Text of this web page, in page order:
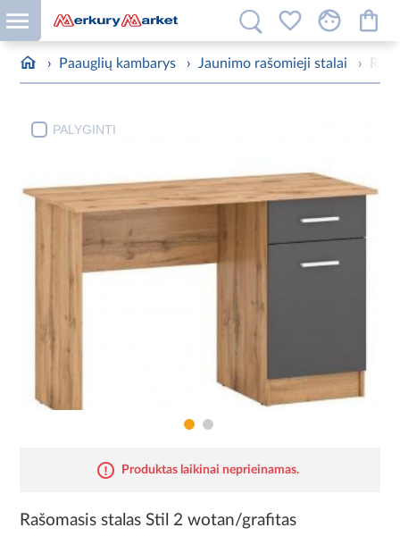
› Paauglių kambarys › Jaunimo rašomieji stalai ›
PALYGINTI
Produktas laikinai neprieinamas.
Rašomasis stalas Stil 2 wotan/grafitas